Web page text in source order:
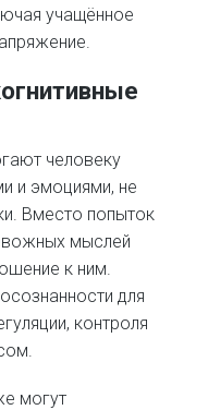
учащённое
человеку
и эмоциями, не
Вместо попыток
мыслей
к ним.
для
контроля
могут